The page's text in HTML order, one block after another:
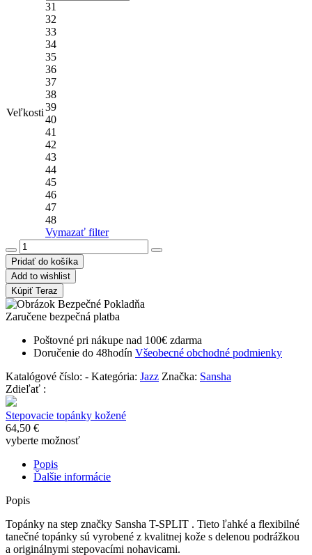
Veľkosti
31
32
33
34
35
36
37
38
39
40
41
42
43
44
45
46
47
48
Vymazať filter
Pridať do košíka
Add to wishlist
Kúpiť Teraz
Zaručene bezpečná platba
Poštovné pri nákupe nad 100€ zdarma
Doručenie do 48hodín Všeobecné obchodné podmienky
Katalógové číslo: - Kategória: Jazz Značka: Sansha
Zdieľať :
Stepovacie topánky kožené
64,50 €
vyberte možnosť
Popis
Ďalšie informácie
Popis
Topánky na step značky Sansha T-SPLIT . Tieto ľahké a flexibilné
tanečné topánky sú vyrobené z kvalitnej kože s delenou podrážkou
a originálnymi stepovacími nohavicami.